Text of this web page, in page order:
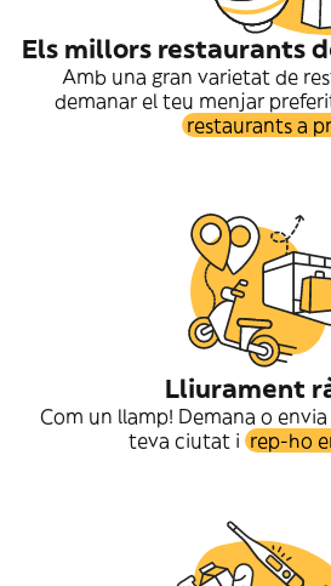
Els millors restaurants
Amb una gran varietat de
demanar el teu menjar
restaurants a
Lliurament
Com un llamp! Demana o
teva ciutat i rep-ho